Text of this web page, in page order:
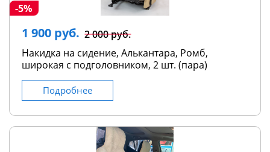
-5%
1 900 руб. 2 000 руб.
Накидка на сидение, Алькантара, Ромб,
широкая с подголовником, 2 шт. (пара)
Подробнее